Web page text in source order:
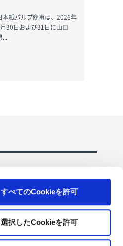
すべてのCookieを許可
選択したCookieを許可
本紙パルプ商事は、2026年
月30日および31日に山口
...
にやさしいトイレットペーパ